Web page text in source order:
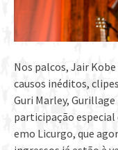
Nos palcos, Jair
causos inéditos,
Guri Marley,
participação especial
emo Licurgo, que